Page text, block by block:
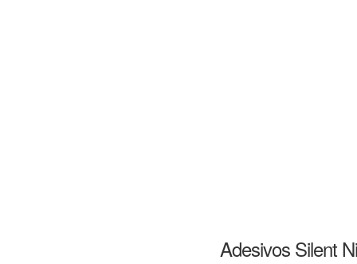
Adesivos Silent